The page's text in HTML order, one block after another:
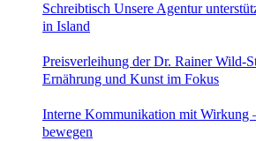
Schreibtisch Unsere Agentur
in Island
Preisverleihung der Dr. Rainer Wild-
Ernährung und Kunst im Fokus
Interne Kommunikation mit Wirkung
bewegen